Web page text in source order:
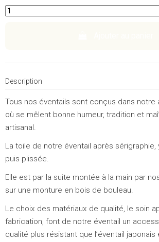
Description
Tous nos éventails sont conçus dans notre
où se mêlent bonne humeur, tradition et
artisanal.
La toile de notre éventail après
puis plissée.
Elle est par la suite montée à la main par
sur une monture en bois de bouleau.
Le choix des matériaux de qualité, le soin
fabrication, font de notre éventail un
qualité plus résistant que l’éventail